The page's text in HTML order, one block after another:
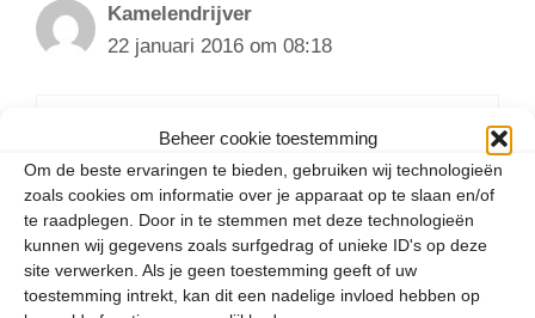
Beheer cookie toestemming
Om de beste ervaringen te bieden, gebruiken wij technologieën
zoals cookies om informatie over je apparaat op te slaan en/of
te raadplegen. Door in te stemmen met deze technologieën
kunnen wij gegevens zoals surfgedrag of unieke ID's op deze
site verwerken. Als je geen toestemming geeft of uw
toestemming intrekt, kan dit een nadelige invloed hebben op
Kamelendrijver
22 januari 2016 om 08:18
Egypte… ik blijf sowieso weg uit dat vieze
stinkland. Als je zonodig naar de zon wilt
gaan dan zijn er genoeg andere
bestemmingen. Wil je voor de prijs naar
Egypte, weet dan dat een leuke aanbieding
naar Dubai tegenwoordig niet veel duurder